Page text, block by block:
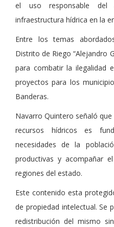
el uso responsable
infraestructura hídrica en la
Entre los temas
Distrito de Riego “Alejandro
para combatir la ilegalidad
proyectos para los
Banderas.
Navarro Quintero señaló
recursos hídricos es
necesidades de la
productivas y acompañar
regiones del estado.
Este contenido esta
de propiedad intelectual. Se
redistribución del mismo